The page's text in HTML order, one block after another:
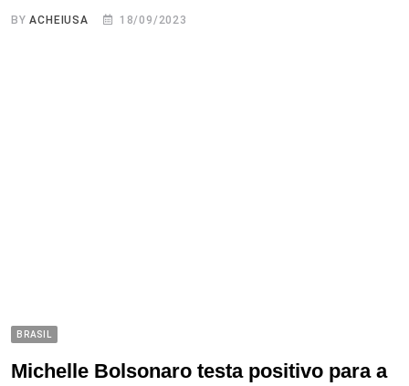
BYACHEIUSA 18/09/2023
BRASIL
Michelle Bolsonaro testa positivo para a